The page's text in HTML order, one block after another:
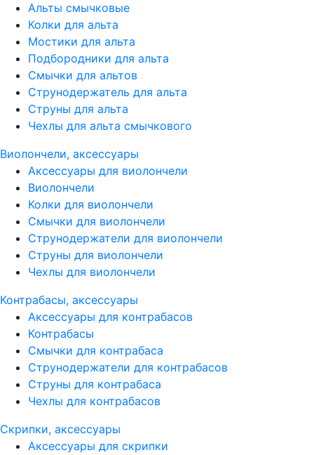
Альты смычковые
Колки для альта
Мостики для альта
Подбородники для альта
Смычки для альтов
Струнодержатель для альта
Струны для альта
Чехлы для альта смычкового
Виолончели, аксессуары
Аксессуары для виолончели
Виолончели
Колки для виолончели
Смычки для виолончели
Струнодержатели для виолончели
Струны для виолончели
Чехлы для виолончели
Контрабасы, аксессуары
Аксессуары для контрабасов
Контрабасы
Смычки для контрабаса
Струнодержатели для контрабасов
Струны для контрабаса
Чехлы для контрабасов
Скрипки, аксессуары
Аксессуары для скрипки